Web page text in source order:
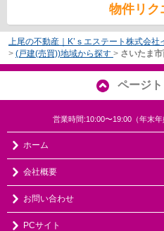
物件リク
上尾の不動産｜K’ｓエステート株式会
> (戸建(売買))地域から探す > さいたま
ページ
営業時間:10:00〜19:00（年末
ホーム
会社概要
お問い合わせ
PCサイト